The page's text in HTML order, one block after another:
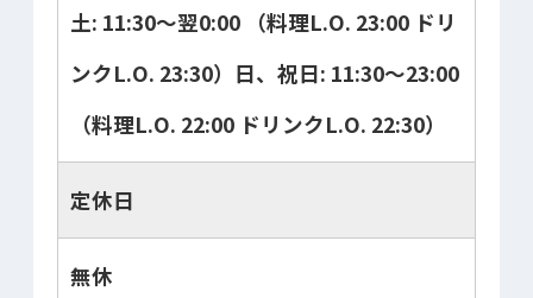
土: 11:30～翌0:00 （料理L.O. 23:00 ドリ
ンクL.O. 23:30）日、祝日: 11:30～23:00
（料理L.O. 22:00 ドリンクL.O. 22:30）
定休日
無休